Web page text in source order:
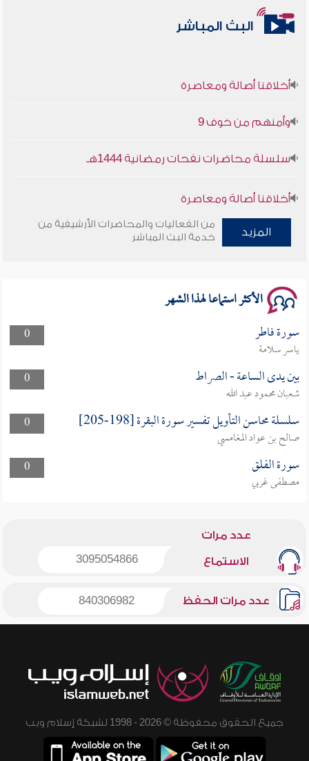
البث المباشر
أخلاقنا أصالة ومعاصرة
وأمنهم من خوف 9
سلسلة محاضرات نفحات رمضانية 1444هـ
أخلاقنا أصالة ومعاصرة
وأمنهم من خوف 9
المزيد
من الفعاليات والمحاضرات الأرشيفية من
خدمة البث المباشر
الأكثر استماعا لهذا الشهر
0 سورة فاطر
ياسر سلامة
0
بين يدى الساعة - الصراط
شعبان محمود عبد الله
0
سلسلة محاسن التأويل تفسير سورة البقرة [198-205]
صالح بن عواد المغامسي
0
سورة الفلق
مصطفى غربي
عدد مرات
الاستماع 3095054866
عدد مرات الحفظ 840306982
جميع الحقوق محفوظة © 2026 - 1998 لشبكة إسلام ويب